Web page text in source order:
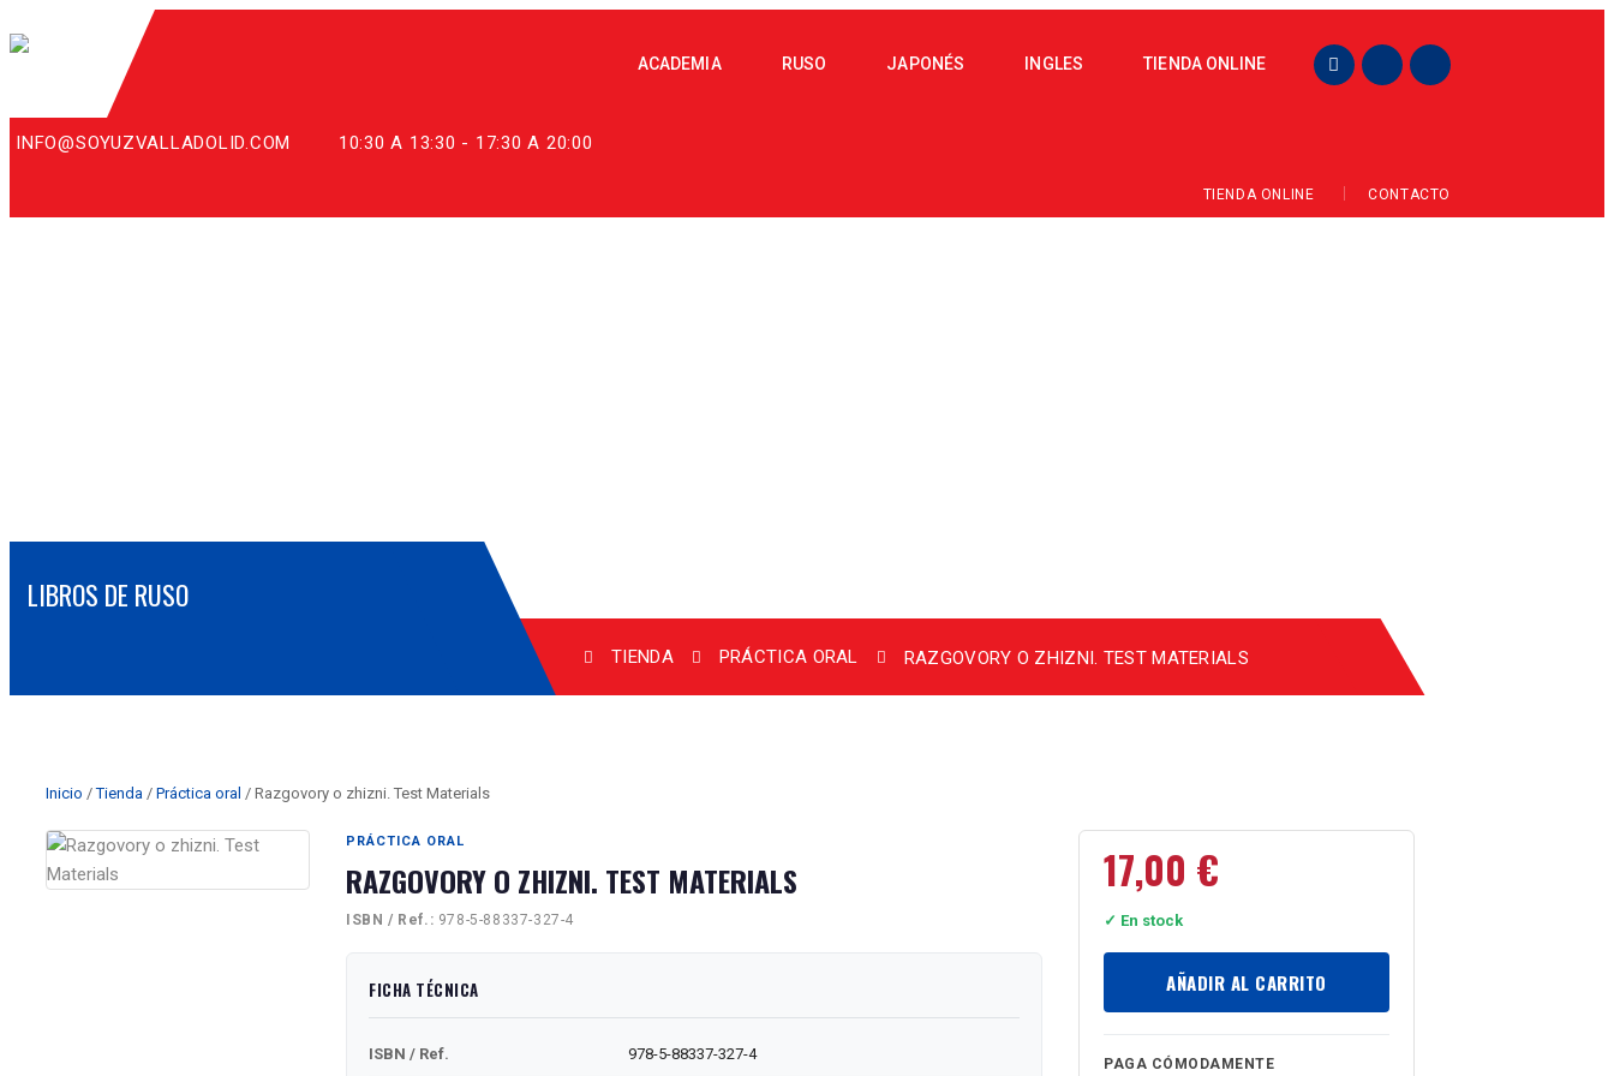
ACADEMIA RUSO JAPONÉS INGLES TIENDA ONLINE
INFO@SOYUZVALLADOLID.COM 10:30 A 13:30 - 17:30 A 20:00
TIENDA ONLINE CONTACTO
TIENDA PRÁCTICA ORAL RAZGOVORY O ZHIZNI. TEST MATERIALS
Inicio /Tienda / Práctica oral / Razgovory o zhizni. Test Materials
PRÁCTICA ORAL
RAZGOVORY O ZHIZNI. TEST MATERIALS
ISBN / Ref.: 978-5-88337-327-4
FICHA TÉCNICA
ISBN / Ref. 978-5-88337-327-4
17,00 €
✓ En stock
AÑADIR AL CARRITO
PAGA CÓMODAMENTE